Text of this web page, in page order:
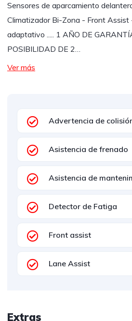
Sensores de aparcamiento
Climatizador Bi-Zona - Front Assist
adaptativo ..... 1 AÑO DE
POSIBILIDAD DE 2…
Ver más
Advertencia de
Asistencia de frenado
Asistencia de
Detector de Fatiga
Front assist
Lane Assist
Extras